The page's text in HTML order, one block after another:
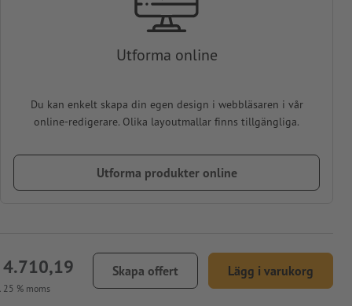
Utforma online
Du kan enkelt skapa din egen design i webbläsaren i vår
online-redigerare. Olika layoutmallar finns tillgängliga.
Utforma produkter online
25 % moms
Skapa offert Lägg i varukorg